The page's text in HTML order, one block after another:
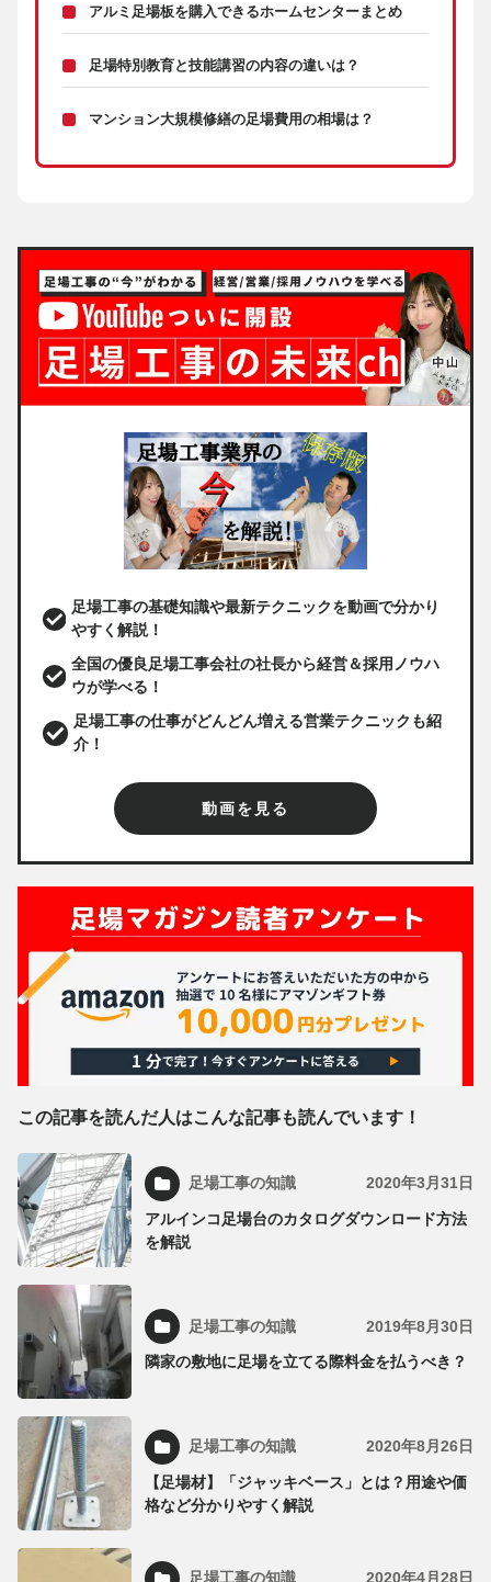
アルミ足場板を購入できるホームセンターまとめ
足場特別教育と技能講習の内容の違いは？
マンション大規模修繕の足場費用の相場は？
足場工事の基礎知識や最新テクニックを動画で分かり
やすく解説！
全国の優良足場工事会社の社長から経営＆採用ノウハ
ウが学べる！
足場工事の仕事がどんどん増える営業テクニックも紹
介！
動画を見る
この記事を読んだ人はこんな記事も読んでいます！
足場工事の知識 2020年3月31日
アルインコ足場台のカタログダウンロード方法
を解説
足場工事の知識 2019年8月30日
隣家の敷地に足場を立てる際料金を払うべき？
足場工事の知識 2020年8月26日
【足場材】「ジャッキベース」とは？用途や価
格など分かりやすく解説
足場工事の知識 2020年4月28日